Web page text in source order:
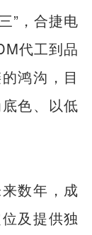
”，合捷电
代工到品
鸿沟，目
色、以低
数年，成
及提供独